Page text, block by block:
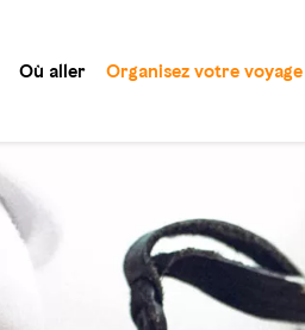
Où aller Organisez votre voyage